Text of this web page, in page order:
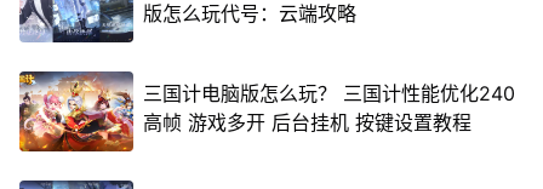
版怎么玩代号：云端攻略
三国计电脑版怎么玩？ 三国计性能优化240
高帧 游戏多开 后台挂机 按键设置教程